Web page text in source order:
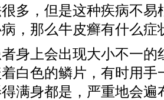
多，但是这种疾病不易
，那么牛皮癣有什么症
上会出现大小不一的
白色的鳞片，有时用手
满身都是，严重地会遍